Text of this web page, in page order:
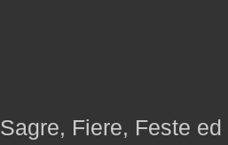
Sagre, Fiere, Feste